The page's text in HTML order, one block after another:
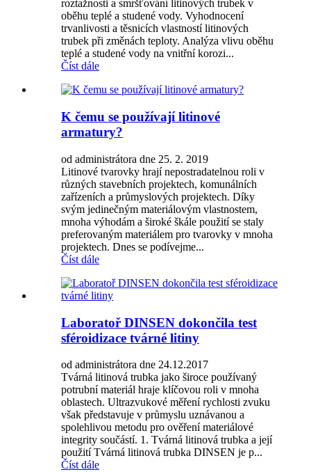
roztažnosti a smršťování litinových trubek v
oběhu teplé a studené vody. Vyhodnocení
trvanlivosti a těsnicích vlastností litinových
trubek při změnách teploty. Analýza vlivu oběhu
teplé a studené vody na vnitřní korozi...
Číst dále
K čemu se používají litinové
armatury?
od administrátora dne 25. 2. 2019
Litinové tvarovky hrají nepostradatelnou roli v
různých stavebních projektech, komunálních
zařízeních a průmyslových projektech. Díky
svým jedinečným materiálovým vlastnostem,
mnoha výhodám a široké škále použití se staly
preferovaným materiálem pro tvarovky v mnoha
projektech. Dnes se podívejme...
Číst dále
Laboratoř DINSEN dokončila test
sféroidizace tvárné litiny
od administrátora dne 24.12.2017
Tvárná litinová trubka jako široce používaný
potrubní materiál hraje klíčovou roli v mnoha
oblastech. Ultrazvukové měření rychlosti zvuku
však představuje v průmyslu uznávanou a
spolehlivou metodu pro ověření materiálové
integrity součástí. 1. Tvárná litinová trubka a její
použití Tvárná litinová trubka DINSEN je p...
Číst dále